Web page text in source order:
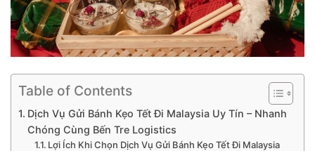
Table of Contents
Dịch Vụ Gửi Bánh Kẹo Tết Đi Malaysia Uy Tín – Nhanh
Chóng Cùng Bến Tre Logistics
Lợi Ích Khi Chọn Dịch Vụ Gửi Bánh Kẹo Tết Đi Malaysia